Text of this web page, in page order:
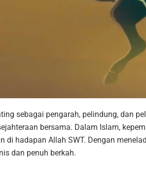
sebagai pengarah, pelindung, dan
bersama. Dalam Islam,
hadapan Allah SWT. Dengan
dan penuh berkah.